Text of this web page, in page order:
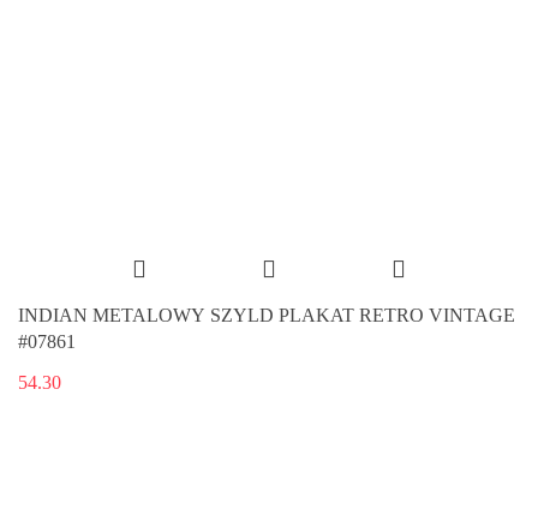
INDIAN METALOWY SZYLD PLAKAT RETRO VINTAGE
#07861
54.30